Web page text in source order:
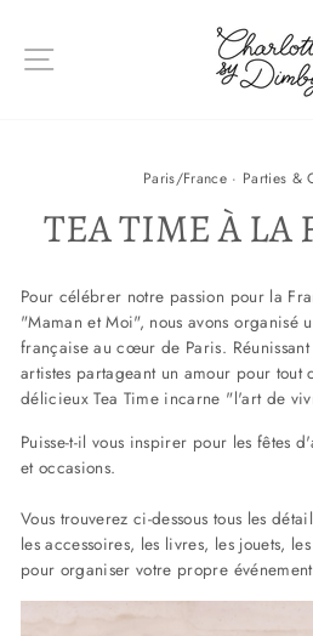
contenu
NAVIGATION DU SITE
Paris/France· Parties &
TEA TIME À LA
Pour célébrer notre passion pour la
"Maman et Moi", nous avons organisé
française au cœur de Paris.
artistes partageant un amour pour
délicieux Tea Time incarne "l'art de
Puisse-t-il vous inspirer pour les fêtes
et occasions.
Vous trouverez ci-dessous tous les
les accessoires, les livres, les jouets,
pour organiser votre propre